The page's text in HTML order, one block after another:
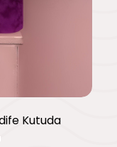
Kutuda